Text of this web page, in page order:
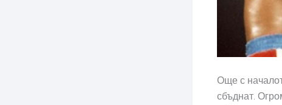
Още с
сбъднат.